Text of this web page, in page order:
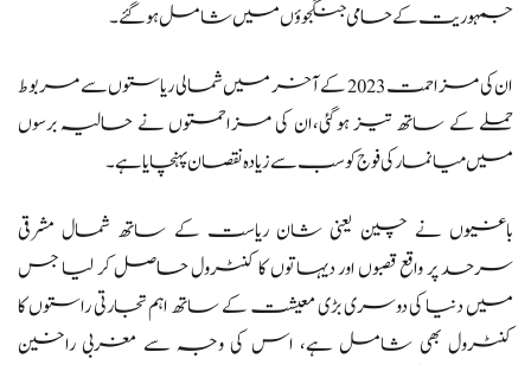
جمہوریت کے حامی جنگجوؤں میں شامل ہو گئے۔
ان کی مزاحمت 2023 کے آخر میں شمالی ریاستوں سے مربوط
حملے کے ساتھ تیز ہوگئی،ان کی مزاحمتوں نے حالیہ برسوں
میں میانمار کی فوج کو سب سے زیادہ نقصان پہنچایا ہے۔
باغیوں نے چین یعنی شان ریاست کے ساتھ شمال مشرقی
سرحد پر واقع قصبوں اور دیہاتوں کا کنٹرول حاصل کر لیا جس
میں دنیا کی دوسری بڑی معیشت کے ساتھ اہم تجارتی راستوں کا
کنٹرول بھی شامل ہے، اس کی وجہ سے مغربی راخین